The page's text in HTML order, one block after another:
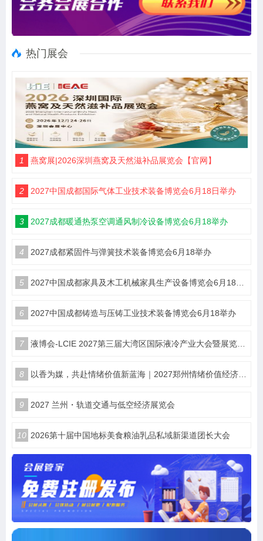
热门展会
1 燕窝展|2026深圳燕窝及天然滋补品展览会【官网】
2 2027中国成都国际气体工业技术装备博览会6月18日举办
3 2027成都暖通热泵空调通风制冷设备博览会6月18举办
4 2027成都紧固件与弹簧技术装备博览会6月18举办
5 2027中国成都家具及木工机械家具生产设备博览会6月18举办
6 2027中国成都铸造与压铸工业技术装备博览会6月18举办
7 液博会-LCIE 2027第三届大湾区国际液冷产业大会暨展览会（深圳）
8 以香为媒，共赴情绪价值新蓝海｜2027郑州情绪价值经济博览会・香氛产业馆
9 2027 兰州・轨道交通与低空经济展览会
10 2026第十届中国地标美食粮油乳品私域新渠道团长大会